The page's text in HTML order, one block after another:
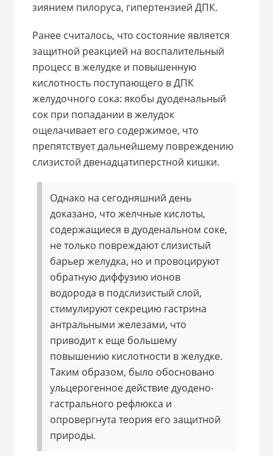
зиянием пилоруса, гипертензией ДПК.
Ранее считалось, что состояние является
защитной реакцией на воспалительный
процесс в желудке и повышенную
кислотность поступающего в ДПК
желудочного сока: якобы дуоденальный
сок при попадании в желудок
ощелачивает его содержимое, что
препятствует дальнейшему повреждению
слизистой двенадцатиперстной кишки.
Однако на сегодняшний день
доказано, что желчные кислоты,
содержащиеся в дуоденальном соке,
не только повреждают слизистый
барьер желудка, но и провоцируют
обратную диффузию ионов
водорода в подслизистый слой,
стимулируют секрецию гастрина
антральными железами, что
приводит к еще большему
повышению кислотности в желудке.
Таким образом, было обосновано
ульцерогенное действие дуодено-
гастрального рефлюкса и
опровергнута теория его защитной
природы.